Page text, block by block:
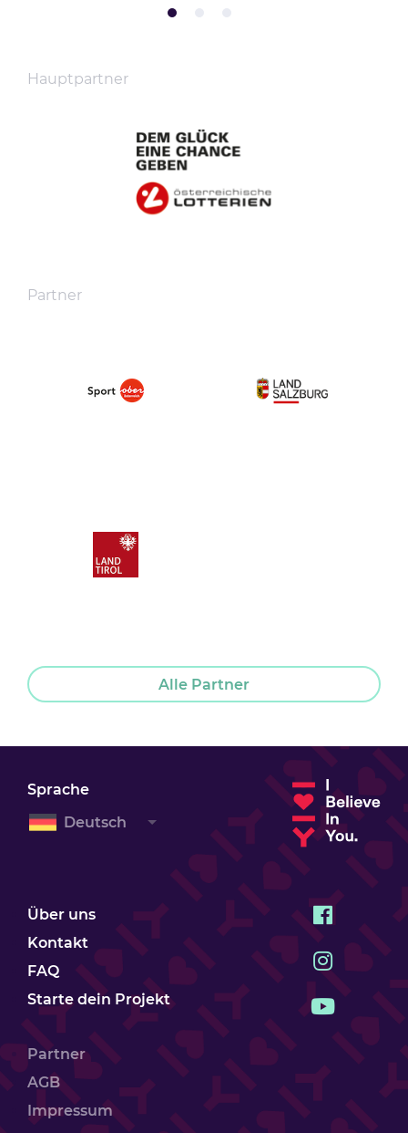
Hauptpartner
Partner
Alle Partner
Sprache
Deutsch
Über uns
Kontakt
FAQ
Starte dein Projekt
Partner
AGB
Impressum